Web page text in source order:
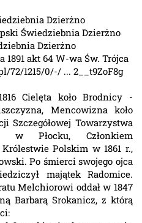
Dzierżno
Świedziebnia Dzierżno
Dzierżno
akt 64 W-wa Św. Trójca
72/1215/0/-/ ... 2__t9ZoF8g
Cielęta koło Brodnicy -
Mencowizna koło
Szczegółowej Towarzystwa
w Płocku, Członkiem
Polskim w 1861 r.,
Po śmierci swojego ojca
majątek Radomice.
Melchiorowi oddał w 1847
Barbarą Srokanicz, z którą